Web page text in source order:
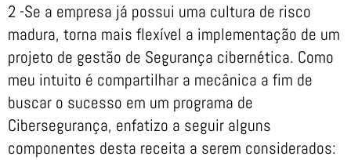
2 -Se a empresa já possui uma cultura de risco
madura, torna mais flexível a implementação de um
projeto de gestão de Segurança cibernética. Como
meu intuito é compartilhar a mecânica a fim de
buscar o sucesso em um programa de
Cibersegurança, enfatizo a seguir alguns
componentes desta receita a serem considerados: